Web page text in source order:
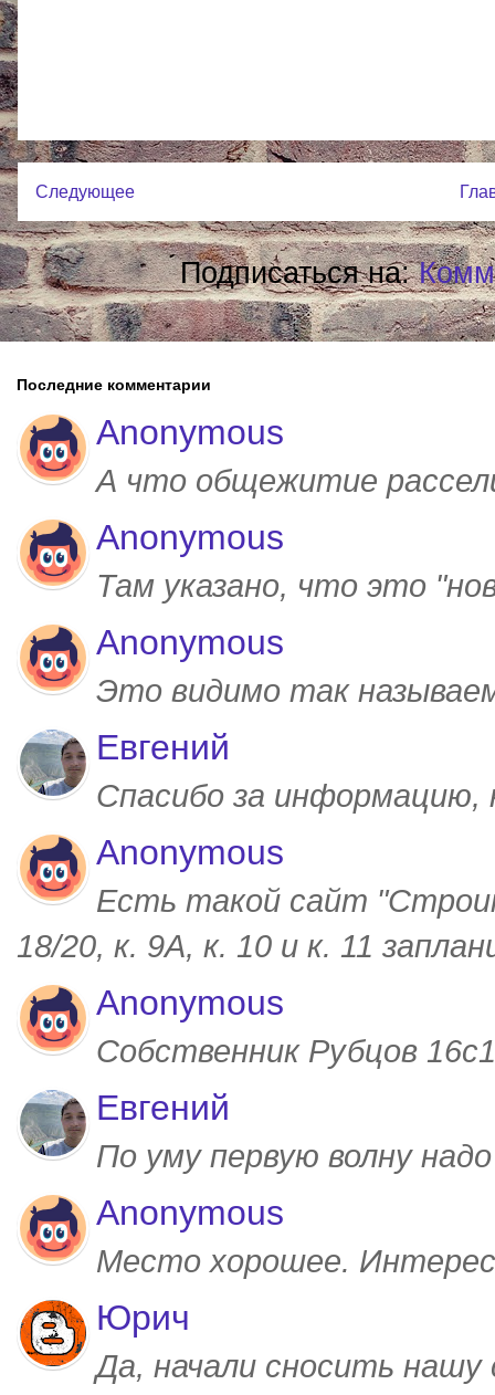
Следующее
Подписаться на:
Последние комментарии
Anonymous
А что общежитие
Anonymous
Там указано, что это
Anonymous
Это видимо так
Евгений
Спасибо за
Anonymous
Есть такой сайт
18/20, к. 9А, к. 10 и к. 11
Anonymous
Собственник Рубцов
Евгений
По уму первую волну
Anonymous
Место хорошее.
Юрич
Да, начали сносить